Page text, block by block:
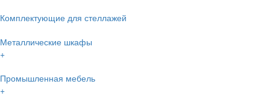
Комплектующие для стеллажей
Металлические шкафы
+
Промышленная мебель
+